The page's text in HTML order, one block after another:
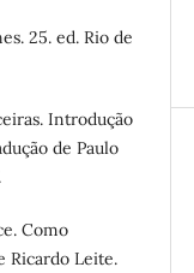
25. ed. Rio de
Introdução
de Paulo
Como
Ricardo Leite.